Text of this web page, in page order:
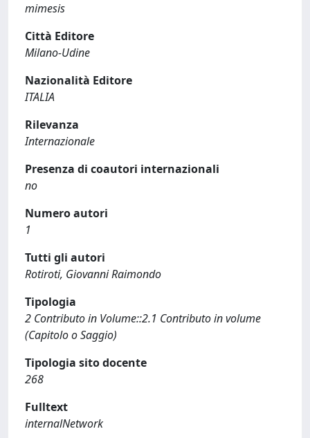
mimesis
Città Editore
Milano-Udine
Nazionalità Editore
ITALIA
Rilevanza
Internazionale
Presenza di coautori internazionali
no
Numero autori
1
Tutti gli autori
Rotiroti, Giovanni Raimondo
Tipologia
2 Contributo in Volume::2.1 Contributo in volume
(Capitolo o Saggio)
Tipologia sito docente
268
Fulltext
internalNetwork